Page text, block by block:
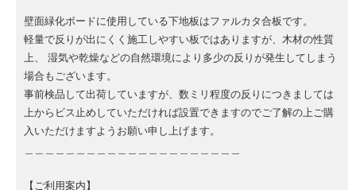
壁面緑化ボードに使用している下地板はファルカタ合板です。
軽量で反りが出にくく施工しやすい板ではありますが、木材の性質
上、 湿気や乾燥などの自然環境により多少の反りが発生してしまう
場合もございます。
事前検品して出荷していますが、数ミリ程度の反りにつきましては
上からビス止めしていただければ設置できますのでご了解の上ご購
入いただけますようお願い申し上げます。
【ご利用案内】